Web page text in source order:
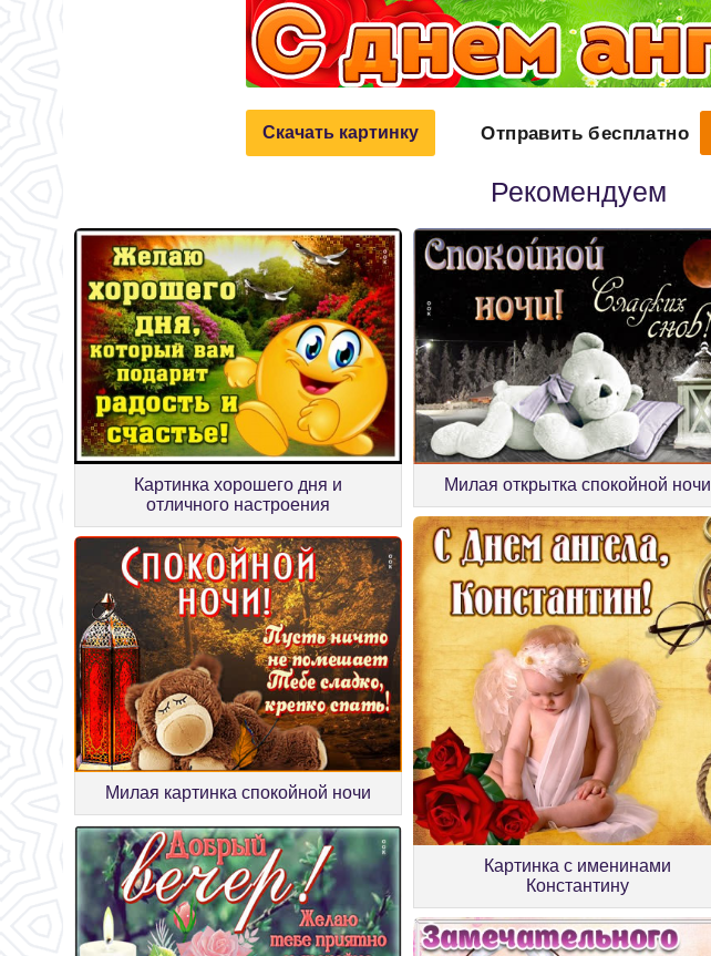
Скачать картинку Отправить бесплатно
Рекомендуем
Картинка хорошего дня и
отличного настроения
Милая открытка спокойной ночи
Милая картинка спокойной ночи
Картинка с именинами
Константину